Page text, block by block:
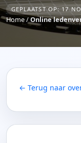
GEPLAATST OP: 17
Home/Online
← Terug naar